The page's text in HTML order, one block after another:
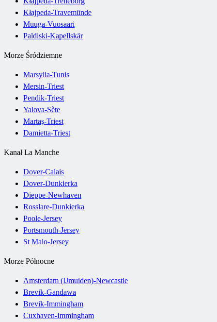
Kłajpeda-Travemünde
Muuga-Vuosaari
Paldiski-Kapellskär
Morze Śródziemne
Marsylia-Tunis
Mersin-Triest
Pendik-Triest
Yalova-Sète
Martaş-Triest
Damietta-Triest
Kanał La Manche
Dover-Calais
Dover-Dunkierka
Dieppe-Newhaven
Rosslare-Dunkierka
Poole-Jersey
Portsmouth-Jersey
St Malo-Jersey
Morze Północne
Amsterdam (IJmuiden)-Newcastle
Brevik-Gandawa
Brevik-Immingham
Cuxhaven-Immingham